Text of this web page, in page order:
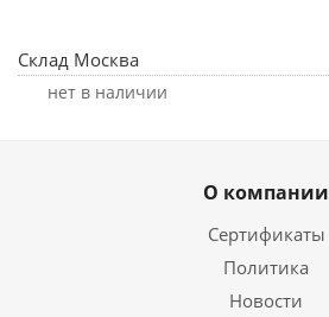
Склад Москва
Нет в наличии
О компании
Сертификаты
Политика
Новости